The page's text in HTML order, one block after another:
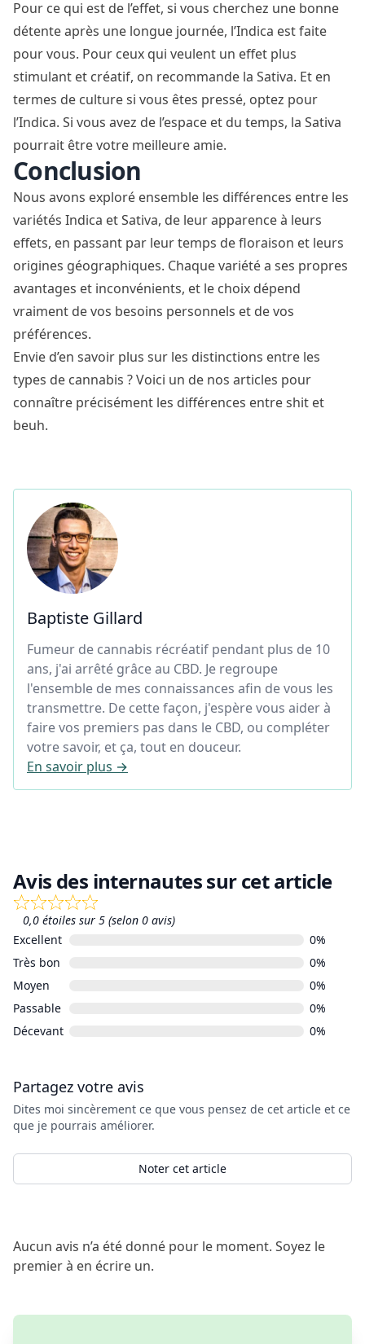
Pour ce qui est de l’effet, si vous cherchez une bonne
détente après une longue journée, l’Indica est faite
pour vous. Pour ceux qui veulent un effet plus
stimulant et créatif, on recommande la Sativa. Et en
termes de culture si vous êtes pressé, optez pour
l’Indica. Si vous avez de l’espace et du temps, la Sativa
pourrait être votre meilleure amie.
Conclusion
Nous avons exploré ensemble les différences entre les
variétés Indica et Sativa, de leur apparence à leurs
effets, en passant par leur temps de floraison et leurs
origines géographiques. Chaque variété a ses propres
avantages et inconvénients, et le choix dépend
vraiment de vos besoins personnels et de vos
préférences.
Envie d’en savoir plus sur les distinctions entre les
types de cannabis ? Voici un de nos articles pour
connaître précisément les différences entre shit et
beuh.
Baptiste Gillard
Fumeur de cannabis récréatif pendant plus de 10
ans, j'ai arrêté grâce au CBD. Je regroupe
l'ensemble de mes connaissances afin de vous les
transmettre. De cette façon, j'espère vous aider à
faire vos premiers pas dans le CBD, ou compléter
votre savoir, et ça, tout en douceur.
En savoir plus →
Avis des internautes sur cet article
0,0 étoiles sur 5 (selon 0 avis)
Excellent
0%
Très bon
0%
Moyen
0%
Passable
0%
Décevant
0%
Partagez votre avis
Dites moi sincèrement ce que vous pensez de cet article et ce
que je pourrais améliorer.
Noter cet article
Aucun avis n’a été donné pour le moment. Soyez le
premier à en écrire un.